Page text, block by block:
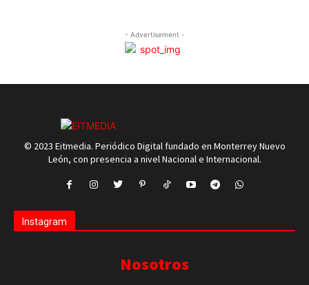
- Advertisement -
© 2023 Eitmedia. Periódico Digital fundado en Monterrey Nuevo
León, con presencia a nivel Nacional e Internacional.
Instagram
Nosotros